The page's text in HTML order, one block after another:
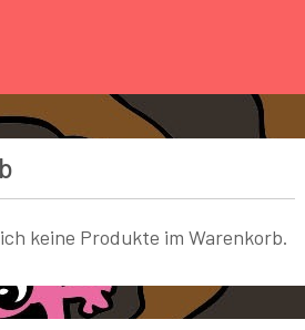
keine Produkte im Warenkorb.